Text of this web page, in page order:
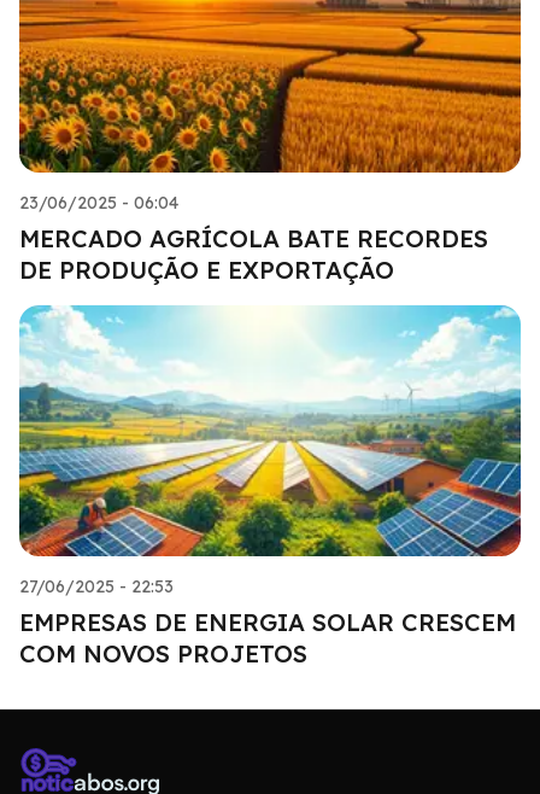
23/06/2025 - 06:04
MERCADO AGRÍCOLA BATE RECORDES
DE PRODUÇÃO E EXPORTAÇÃO
27/06/2025 - 22:53
EMPRESAS DE ENERGIA SOLAR CRESCEM
COM NOVOS PROJETOS